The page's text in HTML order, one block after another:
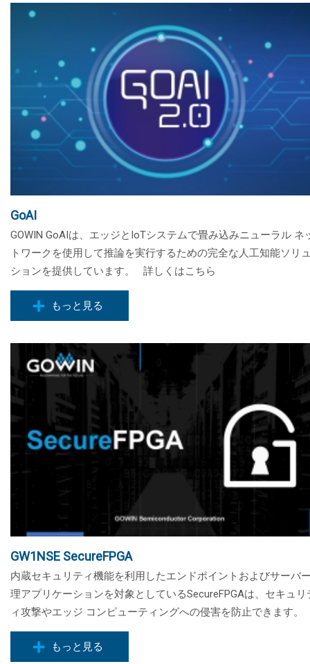
GoAI
GOWIN GoAIは、エッジとIoTシステムで畳み込みニューラル ネ
トワークを使用して推論を実行するための完全な人工知能ソリ
ションを提供しています。 詳しくはこちら
もっと見る
GW1NSE SecureFPGA
内蔵セキュリティ機能を利用したエンドポイントおよびサーバ
理アプリケーションを対象としているSecureFPGAは、セキュリ
ィ攻撃やエッジ コンピューティングへの侵害を防止できます。
もっと見る